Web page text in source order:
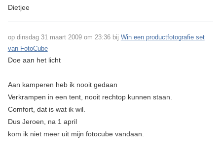
Dietjee
op dinsdag 31 maart 2009 om 23:36 bij Win een productfotografie set
van FotoCube
Doe aan het licht
Aan kamperen heb ik nooit gedaan
Verkrampen in een tent, nooit rechtop kunnen staan.
Comfort, dat is wat ik wil.
Dus Jeroen, na 1 april
kom ik niet meer uit mijn fotocube vandaan.